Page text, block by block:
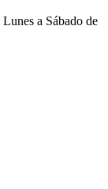
Lunes a Sábado de